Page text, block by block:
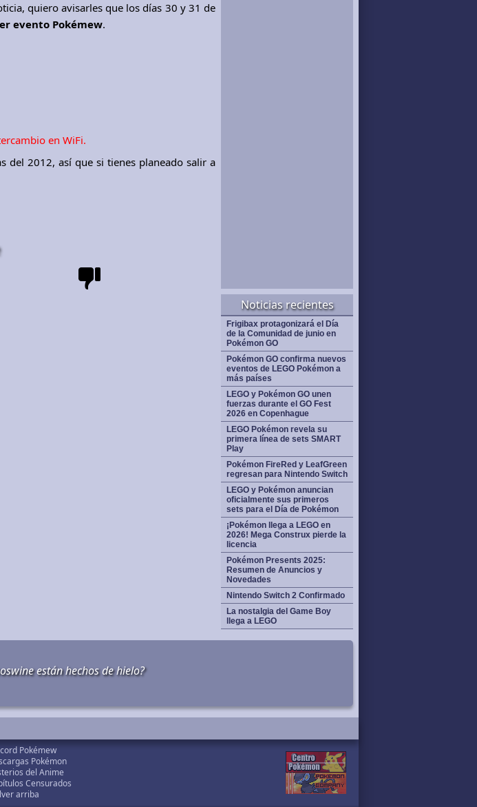
Noticias recientes
Frigibax protagonizará el Día
de la Comunidad de junio en
Pokémon GO
Pokémon GO confirma nuevos
eventos de LEGO Pokémon a
más países
LEGO y Pokémon GO unen
fuerzas durante el GO Fest
2026 en Copenhague
LEGO Pokémon revela su
primera línea de sets SMART
Play
Pokémon FireRed y LeafGreen
regresan para Nintendo Switch
LEGO y Pokémon anuncian
oficialmente sus primeros
sets para el Día de Pokémon
¡Pokémon llega a LEGO en
2026! Mega Construx pierde la
licencia
Pokémon Presents 2025:
Resumen de Anuncios y
Novedades
Nintendo Switch 2 Confirmado
La nostalgia del Game Boy
llega a LEGO
quiero avisarles que los días 30 y 31 de
evento Pokémew.
en WiFi.
del 2012, así que si tienes planeado salir a
están hechos de hielo?
Pokémew
Pokémon
del Anime
Censurados
arriba